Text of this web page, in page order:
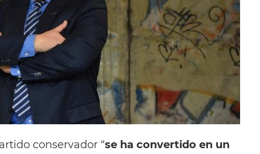
conservador “se ha convertido en un